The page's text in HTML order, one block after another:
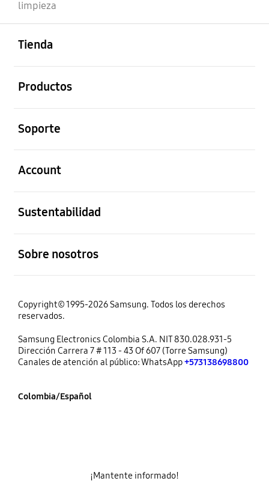
limpieza
Tienda
Productos
Soporte
Account
Sustentabilidad
Sobre nosotros
Copyright© 1995-2026 Samsung. Todos los derechos
reservados.
Samsung Electronics Colombia S.A. NIT 830.028.931-5
Dirección Carrera 7 # 113 - 43 Of 607 (Torre Samsung)
Canales de atención al público: WhatsApp+573138698800
Colombia/Español
¡Mantente informado!